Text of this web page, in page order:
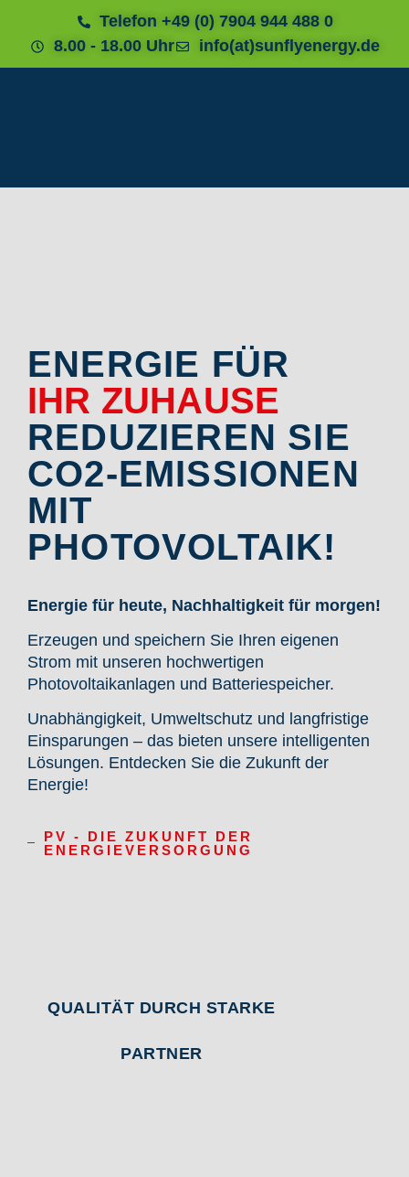
Telefon +49 (0) 7904 944 488 0
8.00 - 18.00 Uhr
info(at)sunflyenergy.de
ENERGIE FÜR
IHR ZUHAUSE
REDUZIEREN SIE
CO2-EMISSIONEN
MIT
PHOTOVOLTAIK!
Energie für heute, Nachhaltigkeit für morgen!
Erzeugen und speichern Sie Ihren eigenen
Strom mit unseren hochwertigen
Photovoltaikanlagen und Batteriespeicher.
Unabhängigkeit, Umweltschutz und langfristige
Einsparungen – das bieten unsere intelligenten
Lösungen. Entdecken Sie die Zukunft der
Energie!
PV - DIE ZUKUNFT DER
ENERGIEVERSORGUNG
QUALITÄT DURCH STARKE
PARTNER